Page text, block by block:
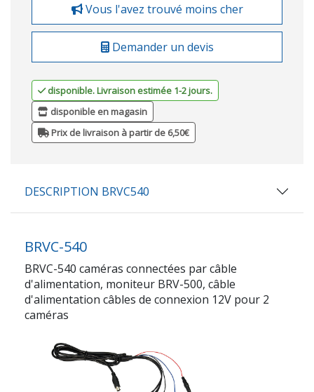
Vous l'avez trouvé moins cher
Demander un devis
disponible. Livraison estimée 1-2 jours.
disponible en magasin
Prix de livraison à partir de 6,50€
DESCRIPTION BRVC540
BRVC-540
BRVC-540 caméras connectées par câble
d'alimentation, moniteur BRV-500, câble
d'alimentation câbles de connexion 12V pour 2
caméras